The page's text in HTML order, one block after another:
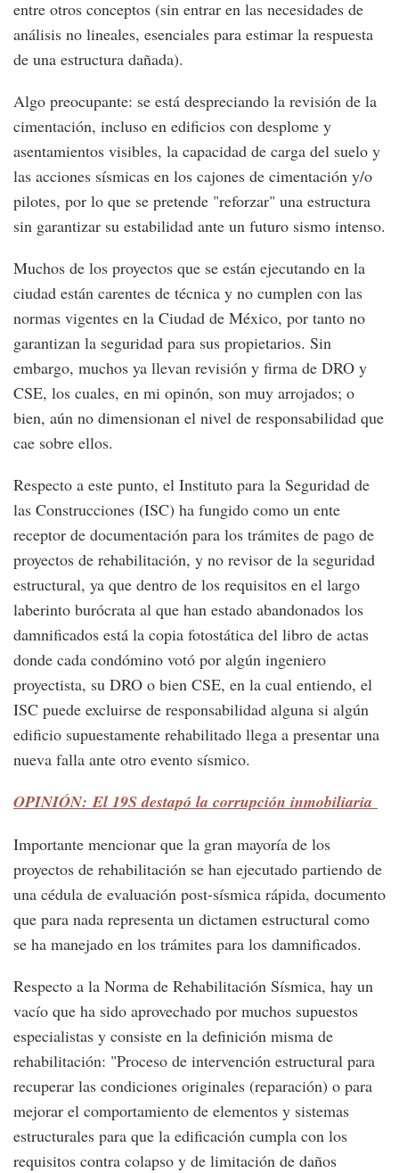
entre otros conceptos (sin entrar en las necesidades de
análisis no lineales, esenciales para estimar la respuesta
de una estructura dañada).
Algo preocupante: se está despreciando la revisión de la
cimentación, incluso en edificios con desplome y
asentamientos visibles, la capacidad de carga del suelo y
las acciones sísmicas en los cajones de cimentación y/o
pilotes, por lo que se pretende "reforzar" una estructura
sin garantizar su estabilidad ante un futuro sismo intenso.
Muchos de los proyectos que se están ejecutando en la
ciudad están carentes de técnica y no cumplen con las
normas vigentes en la Ciudad de México, por tanto no
garantizan la seguridad para sus propietarios. Sin
embargo, muchos ya llevan revisión y firma de DRO y
CSE, los cuales, en mi opinón, son muy arrojados; o
bien, aún no dimensionan el nivel de responsabilidad que
cae sobre ellos.
Respecto a este punto, el Instituto para la Seguridad de
las Construcciones (ISC) ha fungido como un ente
receptor de documentación para los trámites de pago de
proyectos de rehabilitación, y no revisor de la seguridad
estructural, ya que dentro de los requisitos en el largo
laberinto burócrata al que han estado abandonados los
damnificados está la copia fotostática del libro de actas
donde cada condómino votó por algún ingeniero
proyectista, su DRO o bien CSE, en la cual entiendo, el
ISC puede excluirse de responsabilidad alguna si algún
edificio supuestamente rehabilitado llega a presentar una
nueva falla ante otro evento sísmico.
OPINIÓN: El 19S destapó la corrupción inmobiliaria
Importante mencionar que la gran mayoría de los
proyectos de rehabilitación se han ejecutado partiendo de
una cédula de evaluación post-sísmica rápida, documento
que para nada representa un dictamen estructural como
se ha manejado en los trámites para los damnificados.
Respecto a la Norma de Rehabilitación Sísmica, hay un
vacío que ha sido aprovechado por muchos supuestos
especialistas y consiste en la definición misma de
rehabilitación: "Proceso de intervención estructural para
recuperar las condiciones originales (reparación) o para
mejorar el comportamiento de elementos y sistemas
estructurales para que la edificación cumpla con los
requisitos contra colapso y de limitación de daños